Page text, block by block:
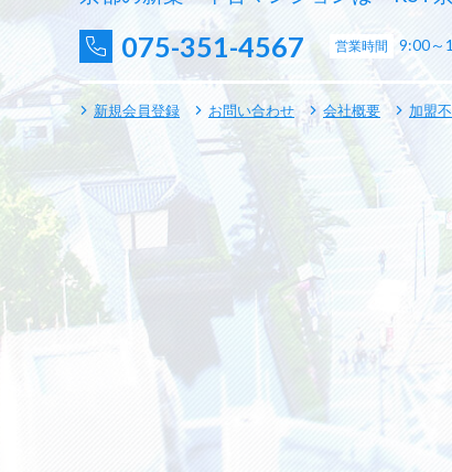
075-351-4567 営業時間 9:00～
新規会員登録 お問い合わせ 会社概要 加盟